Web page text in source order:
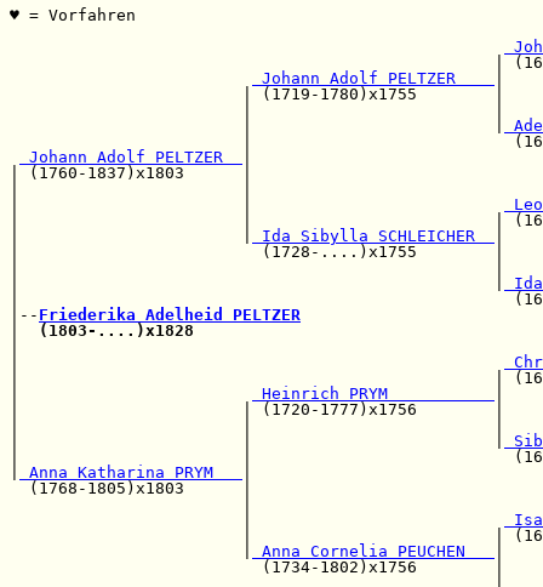
♥ =
Johann Adolf PELTZER
| (1719-
|
Johann Adolf PELTZER
| (1760-
|                       |                         |
Ida Sibylla SCHLEICHER
|                         (1728-
|
|-- Friederika Adelheid PELTZER
(1803-....)x1828
|                                                 |
Heinrich PRYM
|                       | (1720-
|                       |
Anna Katharina PRYM
(1768-1805)x1803
|
Anna Cornelia PEUCHEN
(1734-